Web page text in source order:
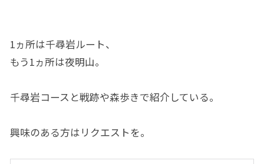
1ヵ所は千尋岩ルート、
もう1ヵ所は夜明山。
千尋岩コースと戦跡や森歩きで紹介している。
興味のある方はリクエストを。